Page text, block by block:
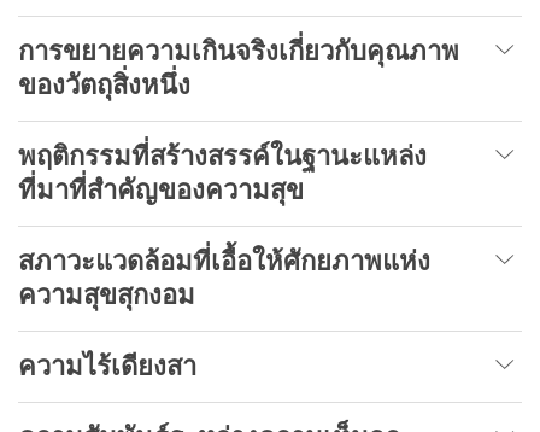
การขยายความเกินจริงเกี่ยวกับคุณภาพ
ของวัตถุสิ่งหนึ่ง
พฤติกรรมที่สร้างสรรค์ในฐานะแหล่ง
ที่มาที่สำคัญของความสุข
สภาวะแวดล้อมที่เอื้อให้ศักยภาพแห่ง
ความสุขสุกงอม
ความไร้เดียงสา